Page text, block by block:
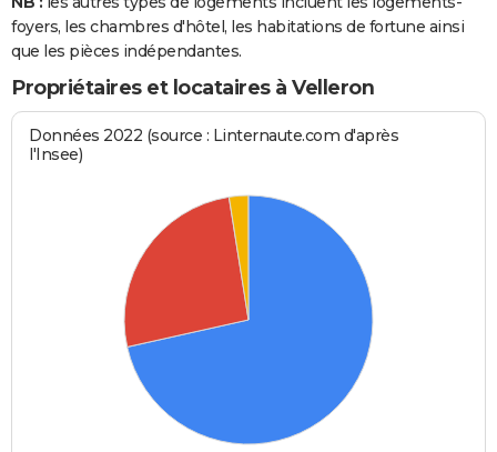
foyers, les chambres d'hôtel, les habitations de fortune ainsi
que les pièces indépendantes.
Propriétaires et locataires à Velleron
Données 2022 (source : Linternaute.com d'après
l'Insee)